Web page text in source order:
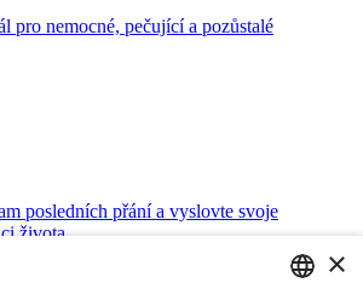
pro nemocné, pečující a pozůstalé
posledních přání a vyslovte svoje
života
×